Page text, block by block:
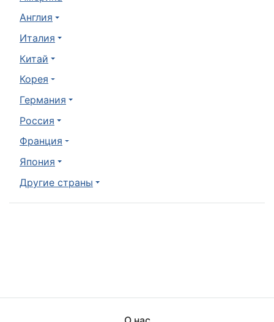
Англия
Италия
Китай
Корея
Германия
Россия
Франция
Япония
Другие страны